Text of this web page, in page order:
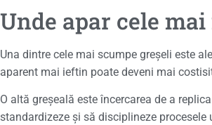
Unde apar cele
Una dintre cele mai scumpe greșeli este
aparent mai ieftin poate deveni mai
O altă greșeală este încercarea de a
standardizeze și să disciplineze